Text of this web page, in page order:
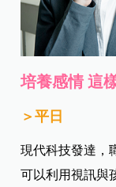
培養感情 這
＞平日
現代科技發達，
可以利用視訊與